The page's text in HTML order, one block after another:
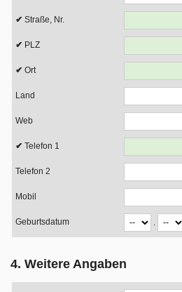
Straße, Nr.
PLZ
Ort
Land
Web
Telefon 1
Telefon 2
Mobil
Geburtsdatum .
4. Weitere Angaben